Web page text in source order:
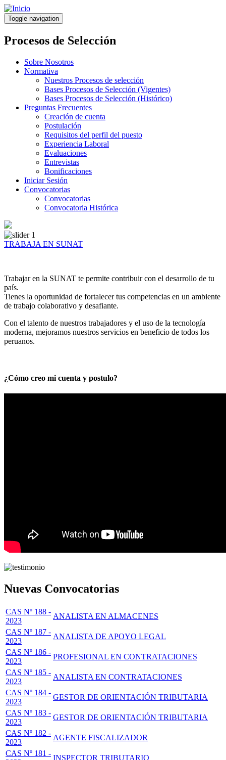
Pasar
al
contenido
principal
Toggle navigation
Procesos de Selección
Sobre Nosotros
Normativa
Nuestros Procesos de selección
Bases Procesos de Selección (Vigentes)
Bases Procesos de Selección (Histórico)
Preguntas Frecuentes
Creación de cuenta
Postulación
Requisitos del perfil del puesto
Experiencia Laboral
Evaluaciones
Entrevistas
Bonificaciones
Iniciar Sesión
Convocatorias
Convocatorias
Convocatoria Histórica
TRABAJA EN SUNAT
Trabajar en la SUNAT te permite contribuir con el desarrollo de tu
país.
Tienes la oportunidad de fortalecer tus competencias en un ambiente
de trabajo colaborativo y desafiante.
Con el talento de nuestros trabajadores y el uso de la tecnología
moderna, mejoramos nuestros servicios en beneficio de todos los
peruanos.
¿Cómo creo mi cuenta y postulo?
Nuevas Convocatorias
CAS Nº 188 -
2023
ANALISTA EN ALMACENES
CAS Nº 187 -
2023
ANALISTA DE APOYO LEGAL
CAS Nº 186 -
2023
PROFESIONAL EN CONTRATACIONES
CAS Nº 185 -
2023
ANALISTA EN CONTRATACIONES
CAS Nº 184 -
2023
GESTOR DE ORIENTACIÓN TRIBUTARIA
CAS Nº 183 -
2023
GESTOR DE ORIENTACIÓN TRIBUTARIA
CAS Nº 182 -
2023
AGENTE FISCALIZADOR
CAS Nº 181 -
INSPECTOR TRIBUTARIO